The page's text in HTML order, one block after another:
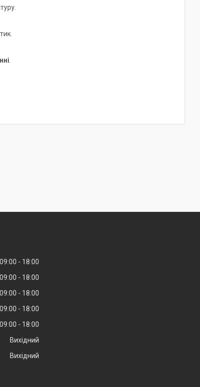
09:00
18:00
09:00
18:00
09:00
18:00
09:00
18:00
09:00
18:00
Вихідний
Вихідний